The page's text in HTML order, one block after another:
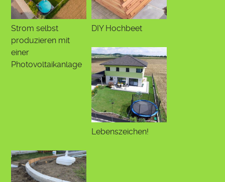
Strom selbst
produzieren mit
einer
Photovoltaikanlage
DIY Hochbeet
Lebenszeichen!